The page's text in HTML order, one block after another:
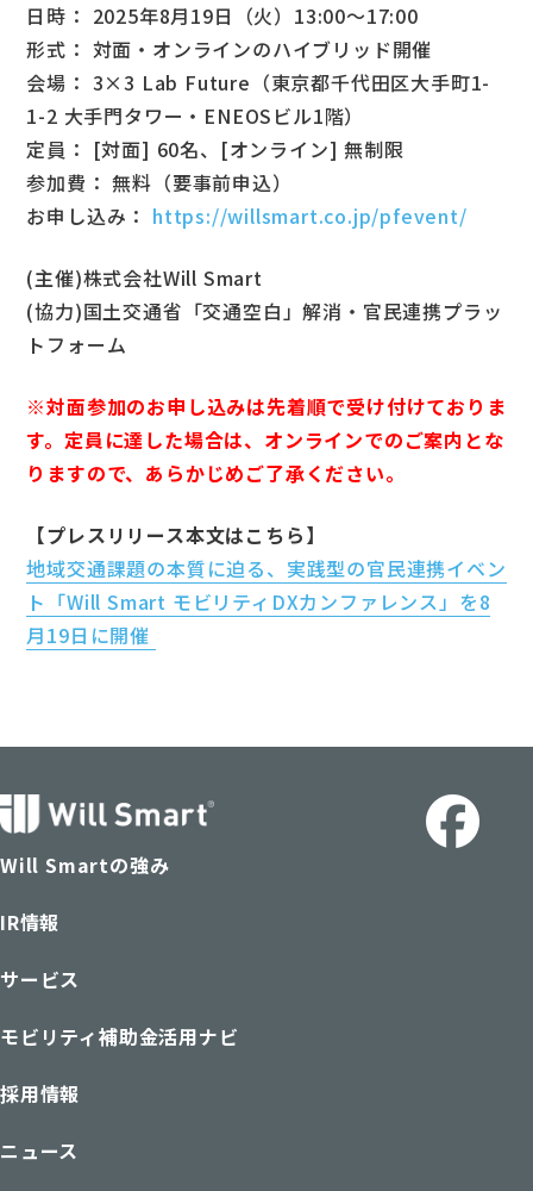
日時： 2025年8月19日（火）13:00～17:00
形式： 対面・オンラインのハイブリッド開催
会場： 3×3 Lab Future（東京都千代田区大手町1-
1-2 大手門タワー・ENEOSビル1階）
定員： [対面] 60名、[オンライン] 無制限
参加費： 無料（要事前申込）
お申し込み： https://willsmart.co.jp/pfevent/
(主催)株式会社Will Smart
(協力)国土交通省「交通空白」解消・官民連携プラッ
トフォーム
※対面参加のお申し込みは先着順で受け付けておりま
す。定員に達した場合は、オンラインでのご案内とな
りますので、あらかじめご了承ください。
【プレスリリース本文はこちら】
地域交通課題の本質に迫る、実践型の官民連携イベン
ト「Will Smart モビリティDXカンファレンス」を8
月19日に開催
Will Smartの強み
IR情報
サービス
モビリティ補助金活用ナビ
採用情報
ニュース